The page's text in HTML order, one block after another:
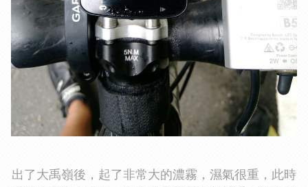
出了大禹嶺後，起了非常大的濃霧，濕氣很重，此時